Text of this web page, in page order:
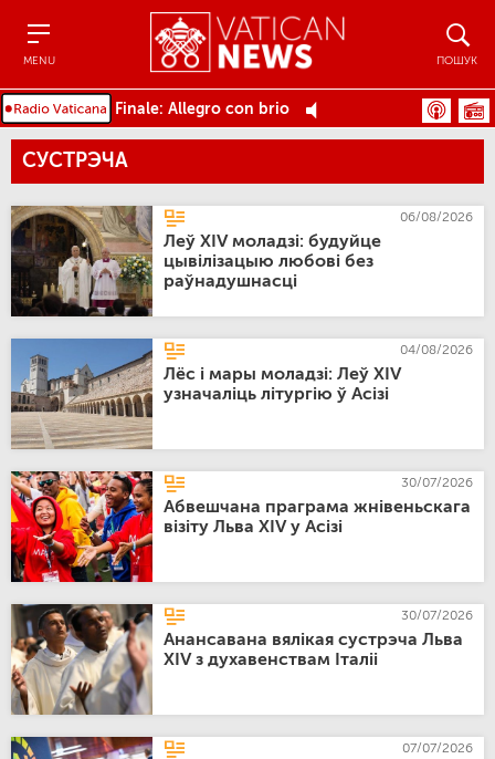
MENU ПОШУК
Finale: Allegro con brio
СУСТРЭЧА
06/08/2026
Леў XIV моладзі: будуйце
цывілізацыю любові без
раўнадушнасці
04/08/2026
Лёс і мары моладзі: Леў XIV
узначаліць літургію ў Асізі
30/07/2026
Абвешчана праграма жнівеньскага
візіту Льва XIV у Асізі
30/07/2026
Анансавана вялікая сустрэча Льва
XIV з духавенствам Італіі
07/07/2026